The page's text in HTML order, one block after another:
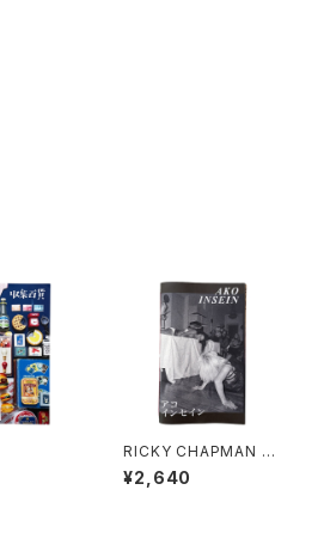
RICKY CHAPMAN -
AKO INSEIN
¥2,640